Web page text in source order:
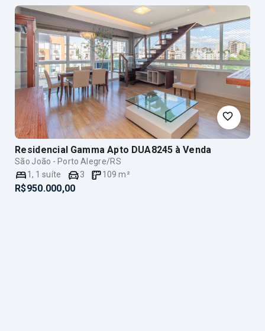
Residencial Gamma Apto DUA8245 à Venda
São João - Porto Alegre/RS
1, 1 suíte 3 109 m²
R$950.000,00